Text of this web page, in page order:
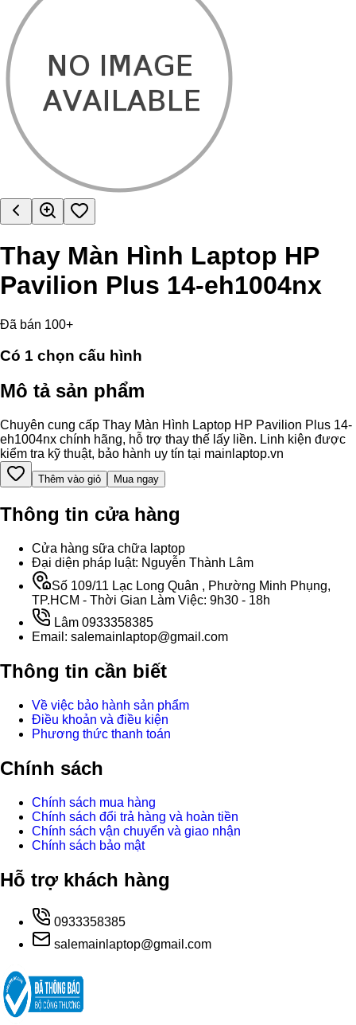
Thay Màn Hình Laptop HP
Pavilion Plus 14-eh1004nx
Đã bán 100+
Có 1 chọn cấu hình
Mô tả sản phẩm
Chuyên cung cấp Thay Màn Hình Laptop HP Pavilion Plus 14-
eh1004nx chính hãng, hỗ trợ thay thế lấy liền. Linh kiện được
kiểm tra kỹ thuật, bảo hành uy tín tại mainlaptop.vn
Thêm vào giỏ Mua ngay
Thông tin cửa hàng
Cửa hàng sữa chữa laptop
Đại diện pháp luật: Nguyễn Thành Lâm
Số 109/11 Lạc Long Quân , Phường Minh Phụng,
TP.HCM - Thời Gian Làm Việc: 9h30 - 18h
Lâm 0933358385
Email: salemainlaptop@gmail.com
Thông tin cần biết
Về việc bảo hành sản phẩm
Điều khoản và điều kiện
Phương thức thanh toán
Chính sách
Chính sách mua hàng
Chính sách đổi trả hàng và hoàn tiền
Chính sách vận chuyển và giao nhận
Chính sách bảo mật
Hỗ trợ khách hàng
0933358385
salemainlaptop@gmail.com